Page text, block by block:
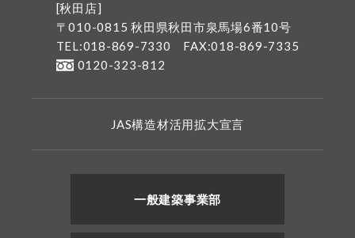
[秋田店]
〒010-0815 秋田県秋田市泉馬場6番10号
TEL:018-869-7330
FAX:018-869-7335
0120-323-812
JAS構造材活用拡大宣言
一般建築事業部